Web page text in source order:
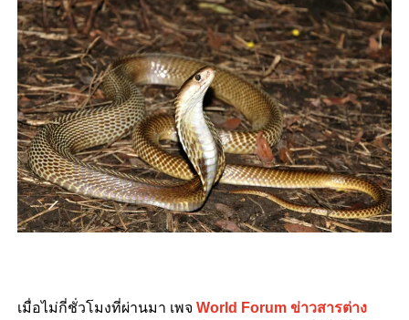
เมื่อไม่กี่ชั่วโมงที่ผ่านมา เพจ World Forum ข่าวสารต่าง